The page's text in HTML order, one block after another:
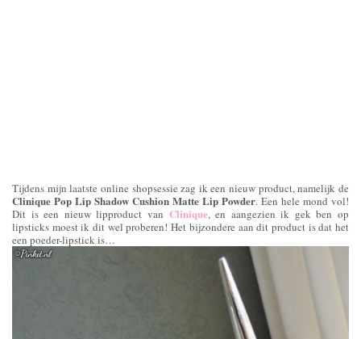
Tijdens mijn laatste online shopsessie zag ik een nieuw product, namelijk de
Clinique Pop Lip Shadow Cushion Matte Lip Powder. Een hele mond vol!
Dit is een nieuw lipproduct van Clinique, en aangezien ik gek ben op
lipsticks moest ik dit wel proberen! Het bijzondere aan dit product is dat het
een poeder-lipstick is…